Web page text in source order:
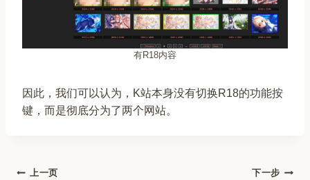
有R18内容
因此，我们可以认为，K站本身没有切换R18的功能按
键，而是彻底分为了两个网站。
上一页 下一步